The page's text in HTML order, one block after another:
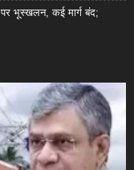
पर भूस्खलन, कई मार्ग बंद;